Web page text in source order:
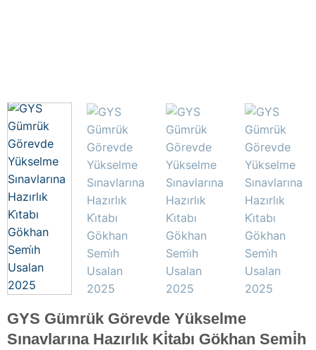
GYS Gümrük Görevde Yükselme
Sınavlarına Hazırlık Ki̇tabı Gökhan Semi̇h